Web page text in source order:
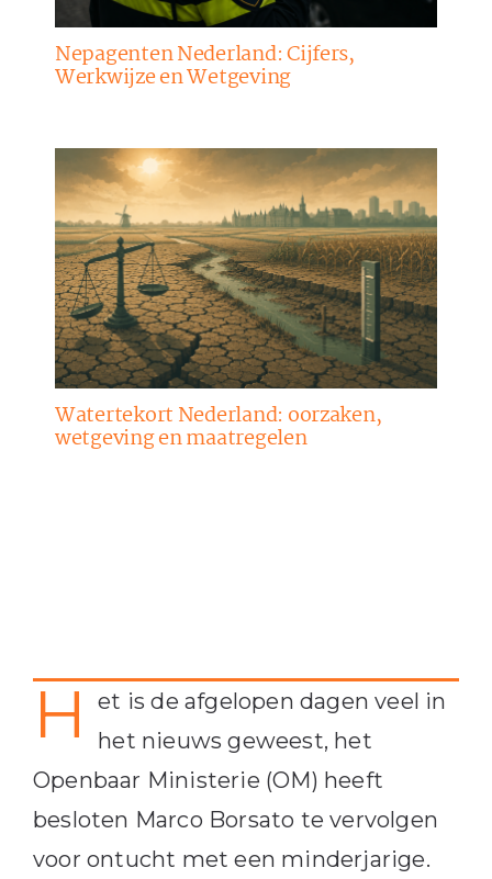
Nepagenten Nederland: Cijfers,
Werkwijze en Wetgeving
Watertekort Nederland: oorzaken,
wetgeving en maatregelen
H
et is de afgelopen dagen veel in
het nieuws geweest, het
Openbaar Ministerie (OM) heeft
besloten Marco Borsato te vervolgen
voor ontucht met een minderjarige.